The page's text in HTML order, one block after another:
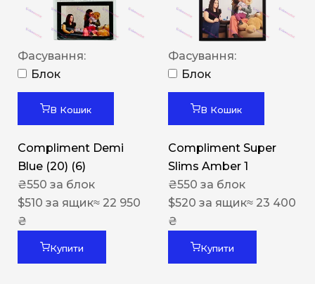
Фасування:
Блок
В Кошик
Compliment Demi
Blue (20) (6)
₴550 за блок
$510 за ящик≈ 22 950
₴
Купити
Фасування:
Блок
В Кошик
Compliment Super
Slims Amber 1
₴550 за блок
$520 за ящик≈ 23 400
₴
Купити